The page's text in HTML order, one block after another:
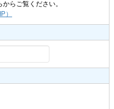
らご覧ください。
）